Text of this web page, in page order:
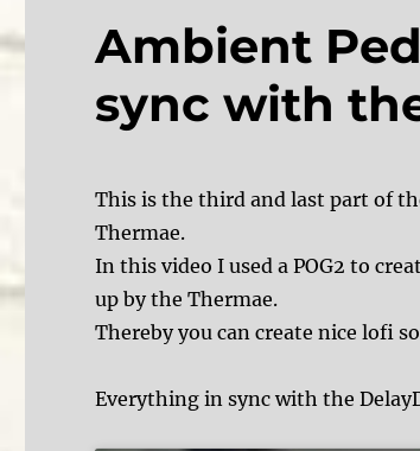
Ambient
sync with
This is the third and last part of
Thermae.
In this video I used a POG2 to
up by the Thermae.
Thereby you can create nice lofi
Everything in sync with the